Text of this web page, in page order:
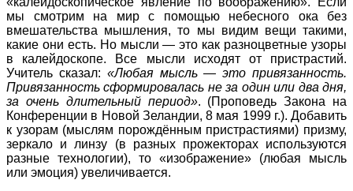
мы смотрим на мир с помощью небесного ока без
вмешательства мышления, то мы видим вещи такими,
какие они есть. Но мысли — это как разноцветные узоры
в калейдоскопе. Все мысли исходят от пристрастий.
Учитель сказал: «Любая мысль — это привязанность.
Привязанность сформировалась не за один или два дня,
за очень длительный период». (Проповедь Закона на
Конференции в Новой Зеландии, 8 мая 1999 г.). Добавить
к узорам (мыслям порождённым пристрастиями) призму,
зеркало и линзу (в разных прожекторах используются
разные технологии), то «изображение» (любая мысль
или эмоция) увеличивается.